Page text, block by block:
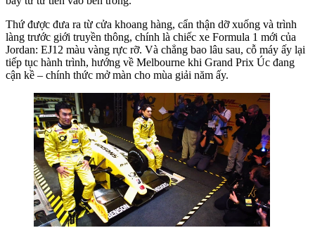
Thứ được đưa ra từ cửa khoang hàng, cẩn thận dỡ xuống và trình
làng trước giới truyền thông, chính là chiếc xe Formula 1 mới của
Jordan: EJ12 màu vàng rực rỡ. Và chẳng bao lâu sau, cỗ máy ấy lại
tiếp tục hành trình, hướng về Melbourne khi Grand Prix Úc đang
cận kề – chính thức mở màn cho mùa giải năm ấy.